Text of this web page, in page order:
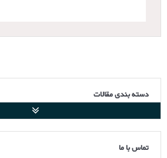
دسته بندی مقالات
تماس با ما